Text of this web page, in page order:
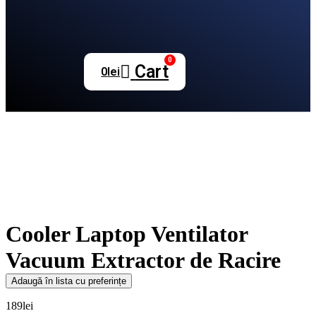
0lei
0
Cart
Cooler Laptop Ventilator
Vacuum Extractor de Racire
Adaugă în lista cu preferințe
189lei